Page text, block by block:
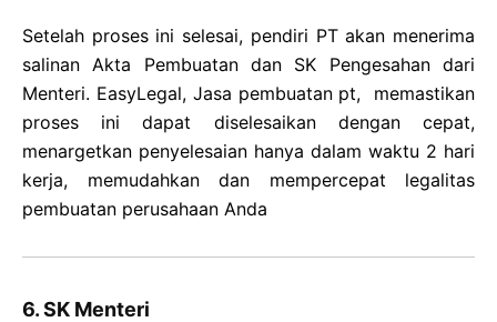
Setelah proses ini selesai, pendiri PT akan menerima
salinan Akta Pembuatan dan SK Pengesahan dari
Menteri. EasyLegal, Jasa pembuatan pt, memastikan
proses ini dapat diselesaikan dengan cepat,
menargetkan penyelesaian hanya dalam waktu 2 hari
kerja, memudahkan dan mempercepat legalitas
pembuatan perusahaan Anda
6. SK Menteri